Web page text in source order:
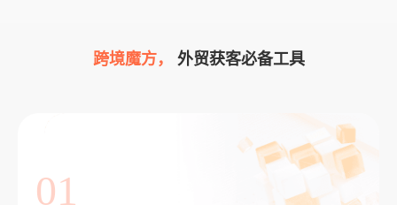
跨境魔方， 外贸获客必备工具
01